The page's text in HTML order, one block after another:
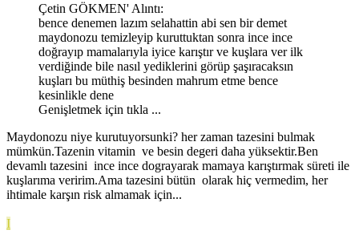
Çetin GÖKMEN' Alıntı:
bence denemen lazım selahattin abi sen bir demet
maydonozu temizleyip kuruttuktan sonra ince ince
doğrayıp mamalarıyla iyice karıştır ve kuşlara ver ilk
verdiğinde bile nasıl yediklerini görüp şaşıracaksın
kuşları bu müthiş besinden mahrum etme bence
kesinlikle dene
Genişletmek için tıkla ...
Maydonozu niye kurutuyorsunki? her zaman tazesini bulmak
mümkün.Tazenin vitamin ve besin degeri daha yüksektir.Ben
devamlı tazesini ince ince dograyarak mamaya karıştırmak süreti ile
kuşlarıma veririm.Ama tazesini bütün olarak hiç vermedim, her
ihtimale karşın risk almamak için...
I